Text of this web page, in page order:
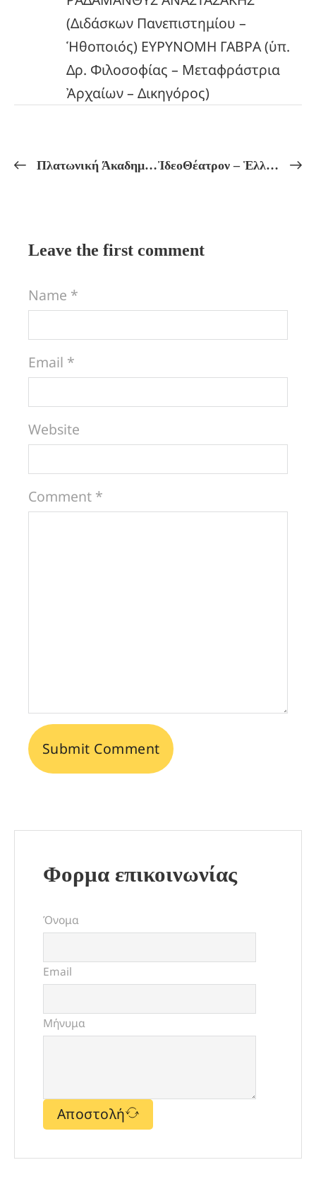
(Διδάσκων Πανεπιστημίου –
Ἡθοποιός) ΕΥΡΥΝΟΜΗ ΓΑΒΡΑ (ὑπ.
Δρ. Φιλοσοφίας – Μεταφράστρια
Ἀρχαίων – Δικηγόρος)
Πλατωνική Άκαδημία! ΜΥΣΤΗΡΙΑΚΗ ΕΡΜΗΝΕΙΑ ΤΩΝ ΠΛΑΤΩΝΙΚΩΝ ΜΥΘΩΝ Πλάτωνος «ΦΑΙΔΡΟΣ» – ΤΟ ΑΡΜΑ ΤΗΣ ΨΥΧΗΣ! μέ σχόλια Ἑρμεία καί Πρόκλου! ἸδεοΘέατρον – Ἑλληνικόν Πνεῦμα Πρόγραμμα Μαθημάτων ἀπό 25/11 ἔως 30/11
Leave the first comment
Name *
Email *
Website
Comment *
Φορμα επικοινωνίας
Όνομα
Email
Μήνυμα
Αποστολή